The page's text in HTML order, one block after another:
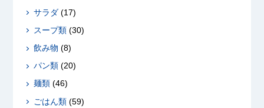
サラダ(17)
スープ類(30)
飲み物 (8)
パン類(20)
麺類(46)
ごはん類(59)